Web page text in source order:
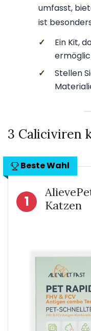
umfasst,
ist
✓
Ein Kit,
✓
Stellen
3 Caliciviren
Beste Wahl
1
Katzen